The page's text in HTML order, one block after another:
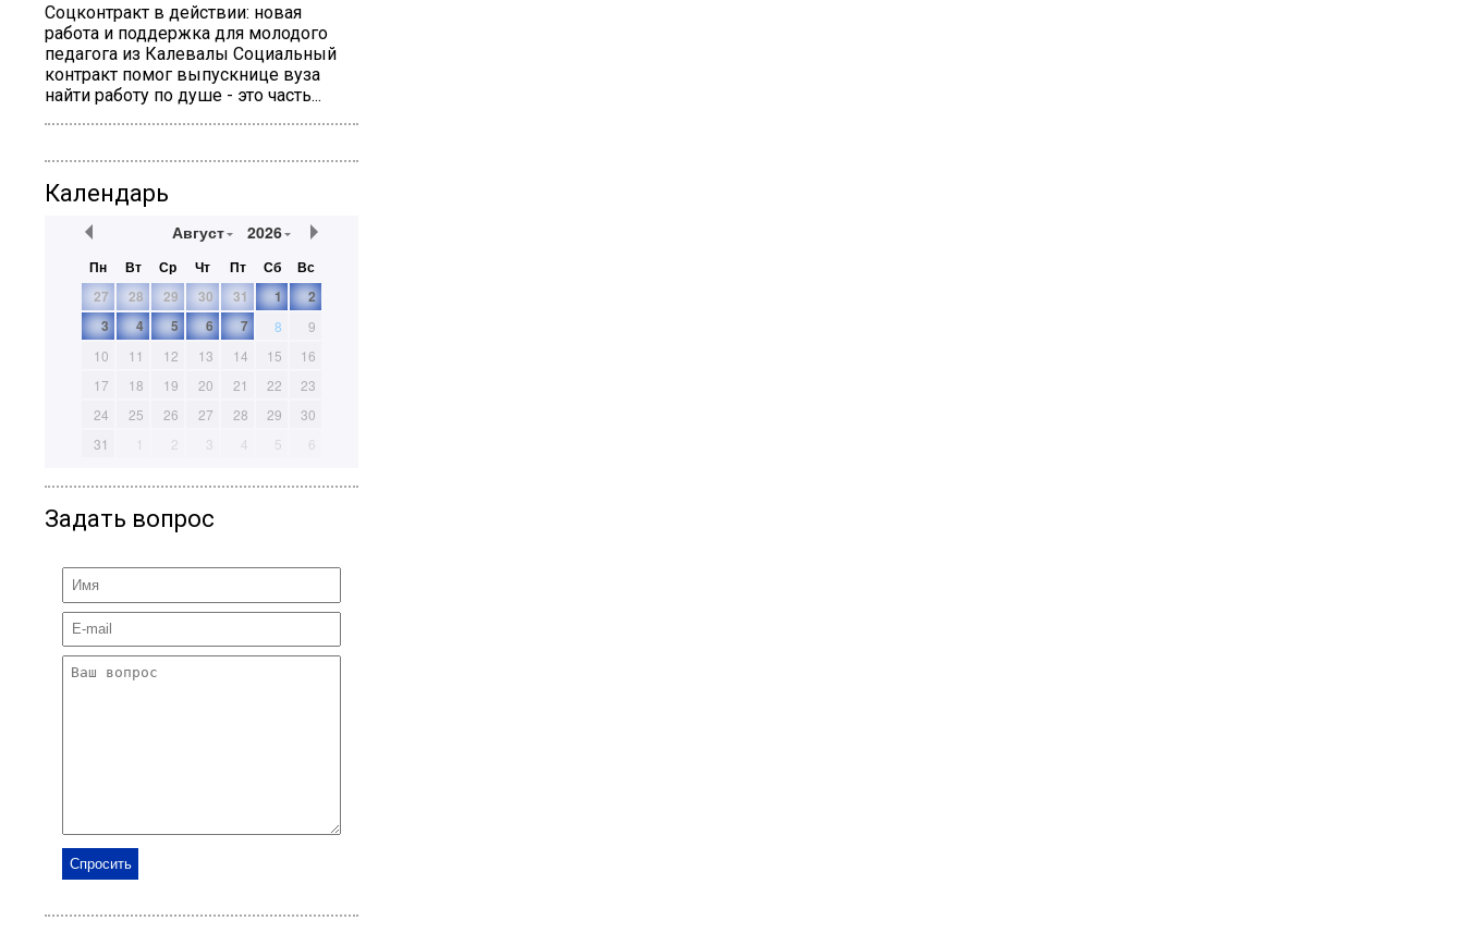
Соцконтракт в действии: новая
работа и поддержка для молодого
педагога из Калевалы Социальный
контракт помог выпускнице вуза
найти работу по душе - это часть...
Календарь
Август 2026
Пн Вт Ср Чт Пт Сб
Вс
27
28 29 30 31 1
2
3
4 5 6 7 8
9
10
11 12 13 14 15
16
17
18 19 20 21 22
23
24
25 26 27 28 29
30
31
1 2 3 4 5 6
Задать вопрос